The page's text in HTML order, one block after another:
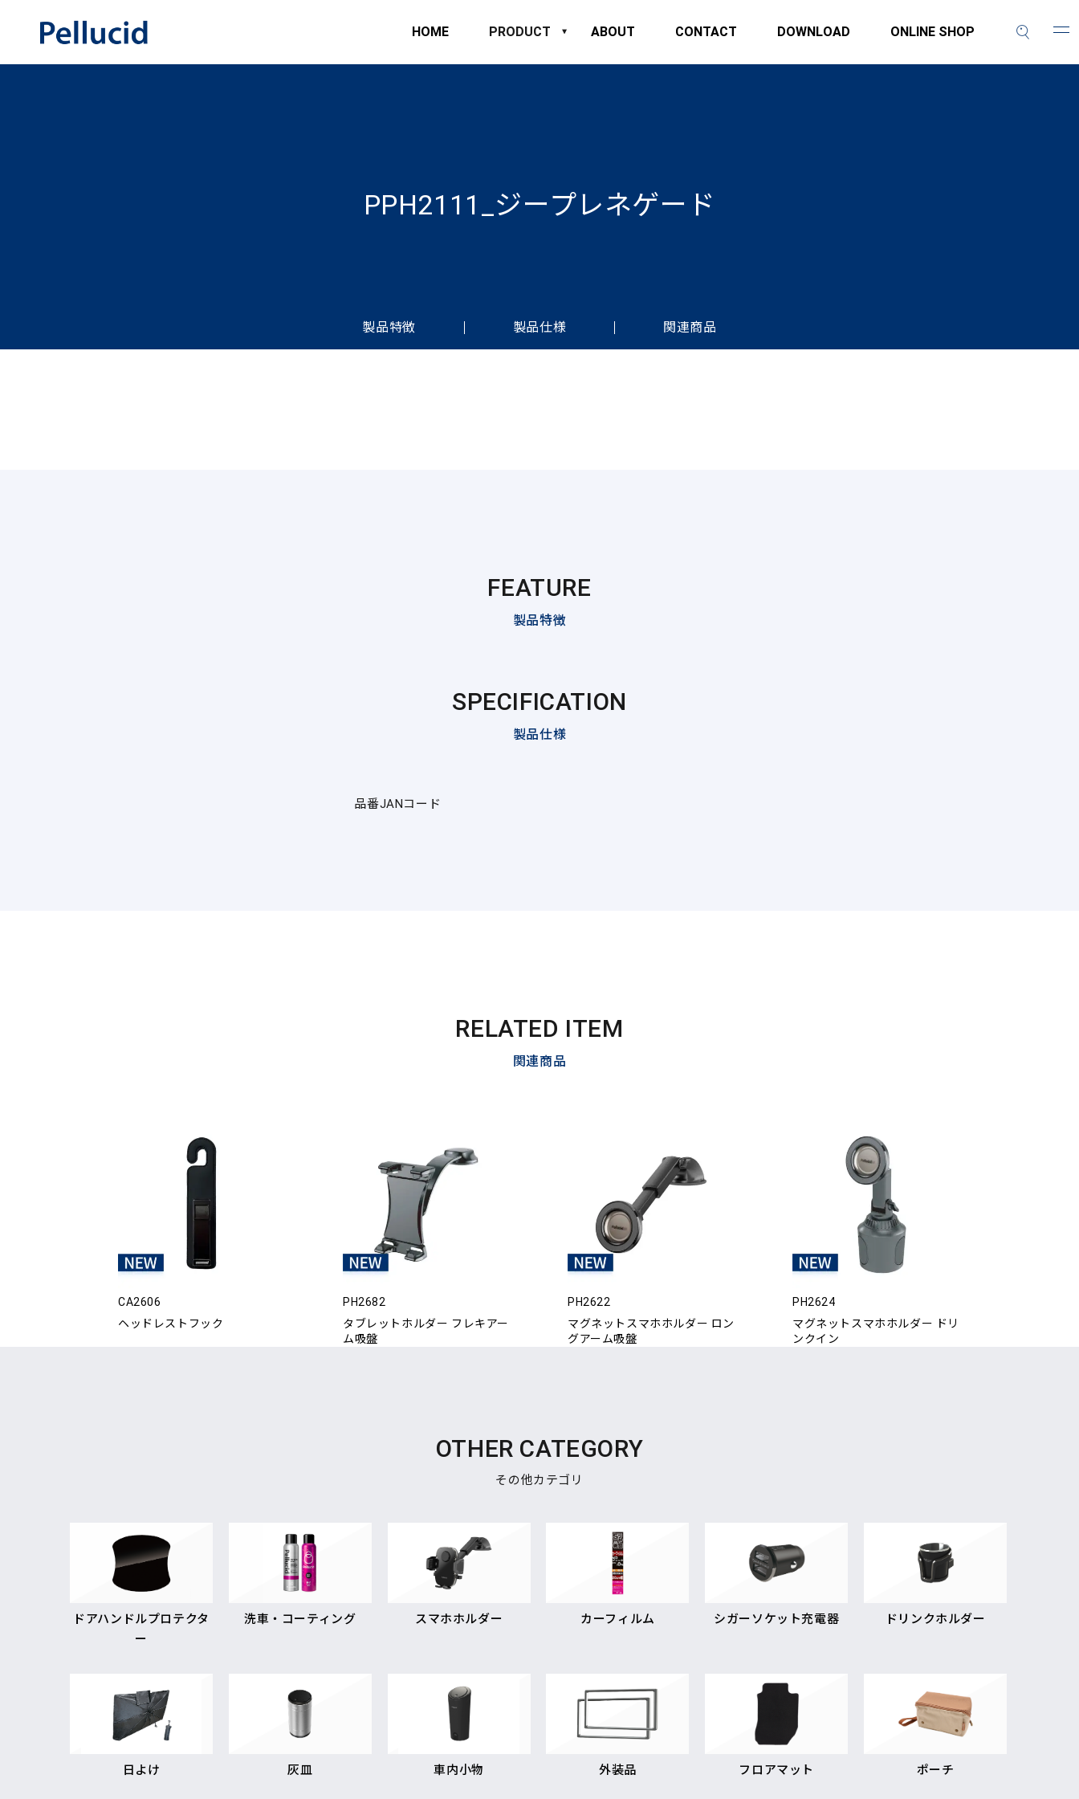
HOME PRODUCT ABOUT CONTACT DOWNLOAD ONLINE SHOP
PPH2111_ジープレネゲード
製品特徴 製品仕様 関連商品
FEATURE
製品特徴
SPECIFICATION
製品仕様
品番JANコード
RELATED ITEM
関連商品
CA2606
ヘッドレストフック
PH2682
タブレットホルダー フレキアー
ム吸盤
PH2622
マグネットスマホホルダー ロン
グアーム吸盤
PH2624
マグネットスマホホルダー ドリ
ンクイン
OTHER CATEGORY
その他カテゴリ
ドアハンドルプロテクタ
ー
洗車・コーティング スマホホルダー カーフィルム シガーソケット充電器 ドリンクホルダー
日よけ 灰皿 車内小物 外装品 フロアマット ポーチ